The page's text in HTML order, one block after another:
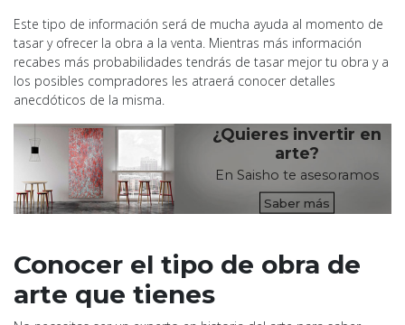
Este tipo de información será de mucha ayuda al momento de
tasar y ofrecer la obra a la venta. Mientras más información
recabes más probabilidades tendrás de tasar mejor tu obra y a
los posibles compradores les atraerá conocer detalles
anecdóticos de la misma.
¿Quieres invertir en
arte?
En Saisho te asesoramos
Saber más
Conocer el tipo de obra de
arte que tienes